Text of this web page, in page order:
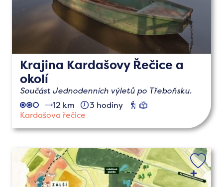
Krajina Kardašovy Řečice a
okolí
Součást Jednodenních výletů po Třeboňsku.
12 km
3 hodiny pěší
Kardašova řečice